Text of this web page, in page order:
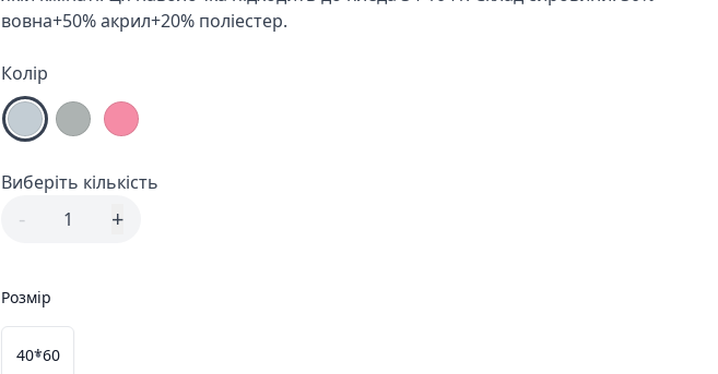
вовна+50% акрил+20% поліестер.
Колір
Виберіть кількість
- 1 +
Розмір
40*60